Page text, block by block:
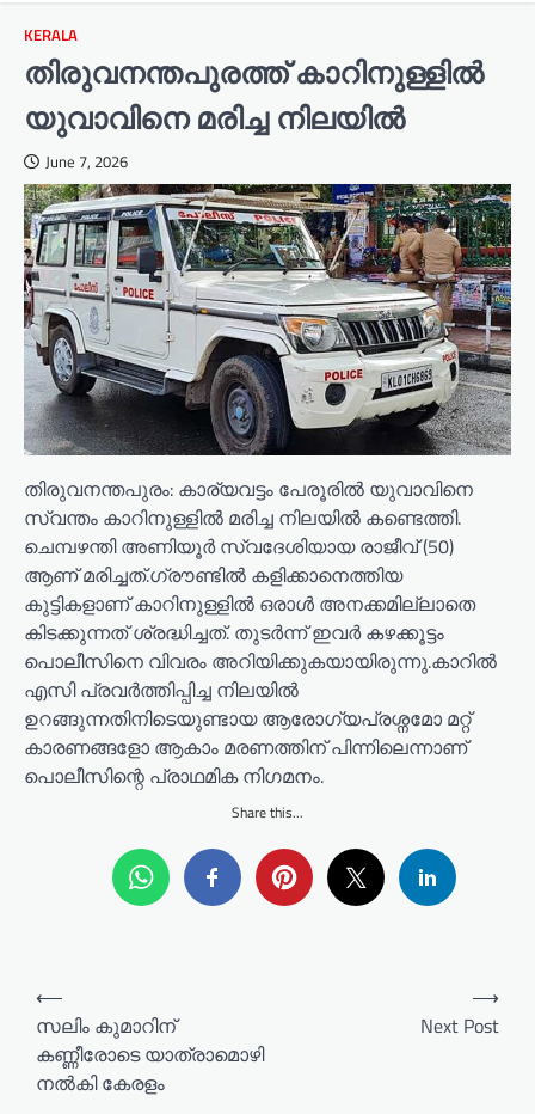
KERALA
തിരുവനന്തപുരത്ത് കാറിനുള്ളിൽ
യുവാവിനെ മരിച്ച നിലയിൽ
June 7, 2026
തിരുവനന്തപുരം: കാര്യവട്ടം പേരൂരിൽ യുവാവിനെ
സ്വന്തം കാറിനുള്ളിൽ മരിച്ച നിലയിൽ കണ്ടെത്തി.
ചെമ്പഴന്തി അണിയൂർ സ്വദേശിയായ രാജീവ് (50)
ആണ് മരിച്ചത്.ഗ്രൗണ്ടിൽ കളിക്കാനെത്തിയ
കുട്ടികളാണ് കാറിനുള്ളിൽ ഒരാൾ അനക്കമില്ലാതെ
കിടക്കുന്നത് ശ്രദ്ധിച്ചത്. തുടർന്ന് ഇവർ കഴക്കൂട്ടം
പൊലീസിനെ വിവരം അറിയിക്കുകയായിരുന്നു.കാറിൽ
എസി പ്രവർത്തിപ്പിച്ച നിലയിൽ
ഉറങ്ങുന്നതിനിടെയുണ്ടായ ആരോഗ്യപ്രശ്നമോ മറ്റ്
കാരണങ്ങളോ ആകാം മരണത്തിന് പിന്നിലെന്നാണ്
പൊലീസിന്റെ പ്രാഥമിക നിഗമനം.
Share this...
⟵
സലിം കുമാറിന്
കണ്ണീരോടെ യാത്രാമൊഴി
നൽകി കേരളം
Next Post
⟶